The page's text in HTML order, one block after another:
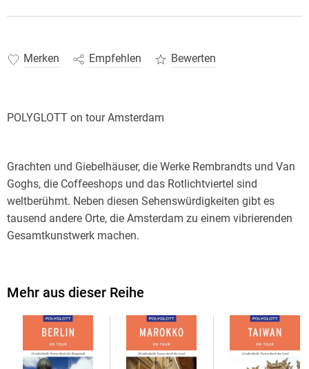
Merken Empfehlen Bewerten
POLYGLOTT on tour Amsterdam
Grachten und Giebelhäuser, die Werke Rembrandts und Van
Goghs, die Coffeeshops und das Rotlichtviertel sind
weltberühmt. Neben diesen Sehenswürdigkeiten gibt es
tausend andere Orte, die Amsterdam zu einem vibrierenden
Gesamtkunstwerk machen.
Mit dem POLYGLOTT on tour lässt sich der Herzschlag
Amsterdams hautnah erspüren. Die Autorin Susanne
Kilimann führt in 13 ausgeklügelten Touren durch die
Vielseitigkeit der Stadt und lässt Sie Typisches und
Besonderes entdecken. Schnuppern Sie Amsterdamer
Mehr aus dieser Reihe